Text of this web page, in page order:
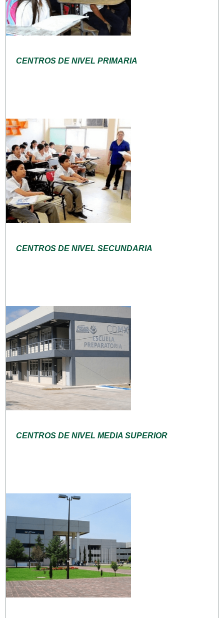
CENTROS DE NIVEL PRIMARIA
CENTROS DE NIVEL SECUNDARIA
CENTROS DE NIVEL MEDIA SUPERIOR